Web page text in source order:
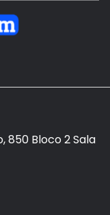
850 Bloco 2 Sala